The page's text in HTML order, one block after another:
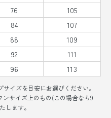
76
105
84
107
88
109
92
111
96 113
イズを目安にお選びください。
サイズ上のもの(この場合なら9
します。